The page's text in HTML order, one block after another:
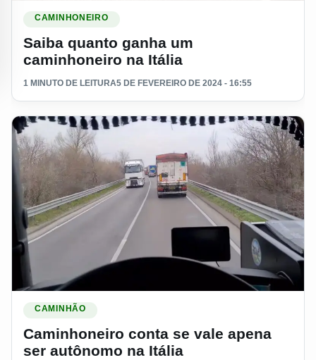
CAMINHONEIRO
Saiba quanto ganha um
caminhoneiro na Itália
1 MINUTO DE LEITURA5 DE FEVEREIRO DE 2024 - 16:55
CAMINHÃO
Caminhoneiro conta se vale apena
ser autônomo na Itália